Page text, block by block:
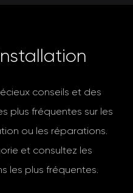
nstallation
conseils et des
plus fréquentes sur les
ou les réparations.
et consultez les
les plus fréquentes.